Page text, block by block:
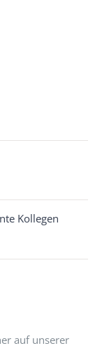
Kollegen
auf unserer